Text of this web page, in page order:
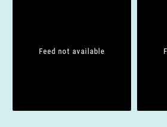
n
Feed not available